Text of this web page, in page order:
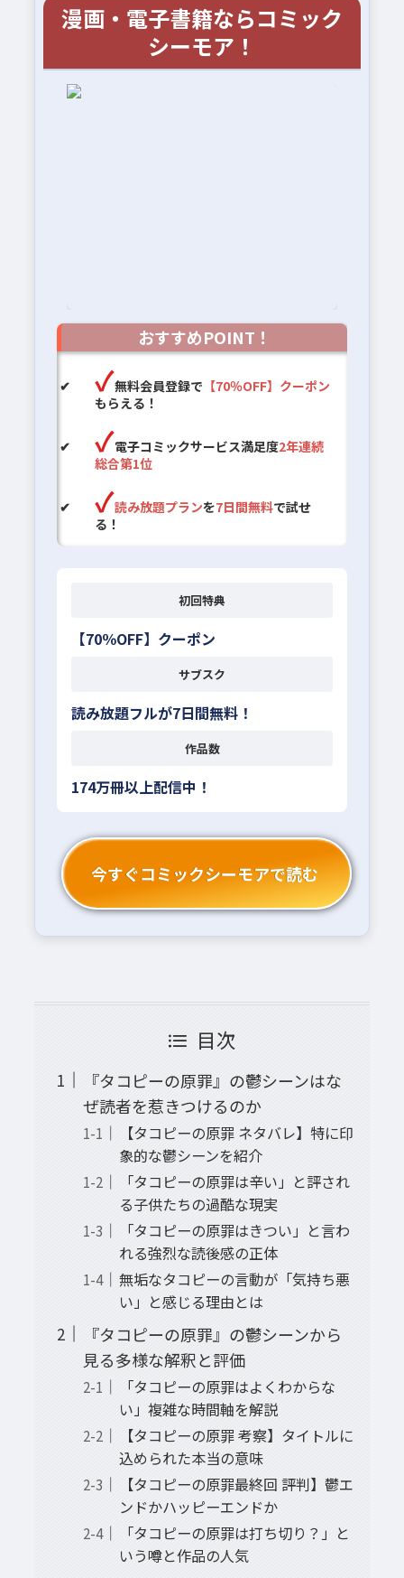
漫画・電子書籍ならコミック
シーモア！
おすすめPOINT！
無料会員登録で 【70％OFF】クーポン
もらえる！
電子コミックサービス満足度2年連続
総合第1位
読み放題プランを7日間無料で試せ
る！
初回特典
【70％OFF】クーポン
サブスク
読み放題フルが7日間無料！
作品数
174万冊以上配信中！
今すぐコミックシーモアで読む
目次
『タコピーの原罪』の鬱シーンはな
ぜ読者を惹きつけるのか
【タコピーの原罪 ネタバレ】特に印
象的な鬱シーンを紹介
「タコピーの原罪は辛い」と評され
る子供たちの過酷な現実
「タコピーの原罪はきつい」と言わ
れる強烈な読後感の正体
無垢なタコピーの言動が「気持ち悪
い」と感じる理由とは
『タコピーの原罪』の鬱シーンから
見る多様な解釈と評価
「タコピーの原罪はよくわからな
い」複雑な時間軸を解説
【タコピーの原罪 考察】タイトルに
込められた本当の意味
【タコピーの原罪最終回 評判】鬱エ
ンドかハッピーエンドか
「タコピーの原罪は打ち切り？」と
いう噂と作品の人気